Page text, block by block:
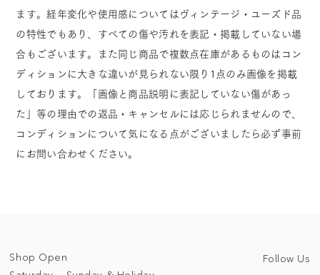
ます。経年変化や使用感についてはヴィンテージ・ユーズド品
の特性でもあり、すべての傷や汚れを表記・掲載していない場
合もございます。また同じ商品で複数点在庫があるものはコン
ディションに大きな違いが見られない限り1点のみ画像を掲載
しております。「画像と商品説明に表記していない傷があっ
た」等の理由での返品・キャンセルには応じられませんので、
コンディションについて気になる点がございましたら必ず事前
にお問い合わせください。
Shop Open
Follow Us